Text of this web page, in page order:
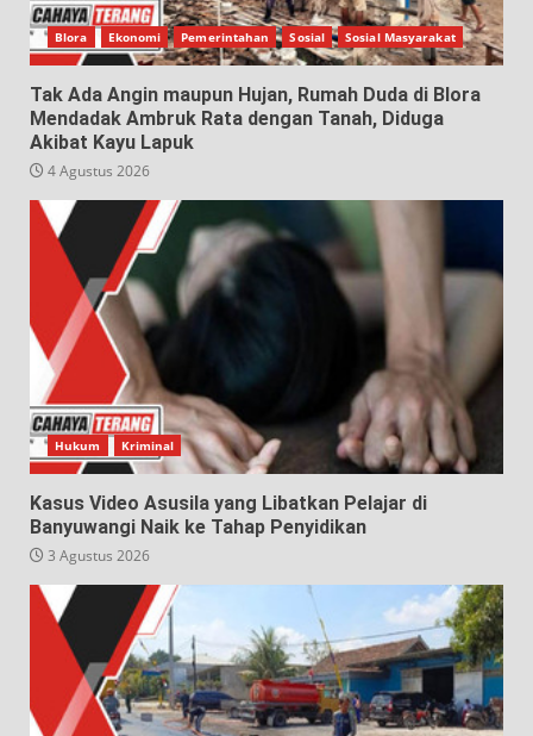
Blora Ekonomi Pemerintahan Sosial Sosial Masyarakat
Tak Ada Angin maupun Hujan, Rumah Duda di Blora
Mendadak Ambruk Rata dengan Tanah, Diduga
Akibat Kayu Lapuk
4 Agustus 2026
Hukum Kriminal
Kasus Video Asusila yang Libatkan Pelajar di
Banyuwangi Naik ke Tahap Penyidikan
3 Agustus 2026